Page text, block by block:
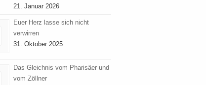
21. Januar 2026
Euer Herz lasse sich nicht
verwirren
31. Oktober 2025
Das Gleichnis vom Pharisäer und
vom Zöllner